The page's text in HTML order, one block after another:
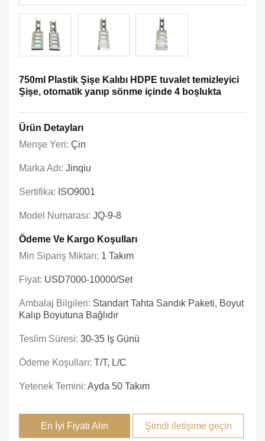
750ml Plastik Şişe Kalıbı HDPE tuvalet temizleyici
Şişe, otomatik yanıp sönme içinde 4 boşlukta
Ürün Detayları
Menşe Yeri: Çin
Marka Adı: Jinqiu
Sertifika: ISO9001
Model Numarası: JQ-9-8
Ödeme Ve Kargo Koşulları
Min Sipariş Miktarı: 1 Takım
Fiyat: USD7000-10000/set
Ambalaj Bilgileri: Standart Tahta Sandık Paketi, Boyut
Kalıp Boyutuna Bağlıdır
Teslim Süresi: 30-35 Iş Günü
Ödeme Koşulları: T/T, L/C
Yetenek Temini: Ayda 50 Takım
En İyi Fiyatı Alın Şimdi iletişime geçin